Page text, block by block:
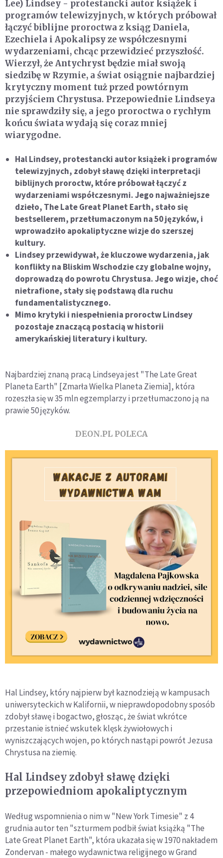
Lee) Lindsey - protestancki autor książek i
programów telewizyjnych, w których próbował
łączyć biblijne proroctwa z ksiąg Daniela,
Ezechiela i Apokalipsy ze współczesnymi
wydarzeniami, chcąc przewidzieć przyszłość.
Wierzył, że Antychryst będzie miał swoją
siedzibę w Rzymie, a świat osiągnie najbardziej
krytyczny moment tuż przed powtórnym
przyjściem Chrystusa. Przepowiednie Lindseya
nie sprawdziły się, a jego proroctwa o rychłym
końcu świata wydają się coraz mniej
wiarygodne.
Hal Lindsey, protestancki autor książek i programów
telewizyjnych, zdobył sławę dzięki interpretacji
biblijnych proroctw, które próbował łączyć z
wydarzeniami współczesnymi. Jego najważniejsze
dzieło, The Late Great Planet Earth, stało się
bestsellerem, przetłumaczonym na 50 języków, i
wprowadziło apokaliptyczne wizje do szerszej
kultury.
Lindsey przewidywał, że kluczowe wydarzenia, jak
konflikty na Bliskim Wschodzie czy globalne wojny,
doprowadzą do powrotu Chrystusa. Jego wizje, choć
nietrafione, stały się podstawą dla ruchu
fundamentalistycznego.
Mimo krytyki i niespełnienia proroctw Lindsey
pozostaje znaczącą postacią w historii
amerykańskiej literatury i kultury.
Najbardziej znaną pracą Lindseya jest "The Late Great
Planeta Earth" [Zmarła Wielka Planeta Ziemia], która
rozeszła się w 35 mln egzemplarzy i przetłumaczono ją na
prawie 50 języków.
DEON.PL POLECA
Hal Lindsey, który najpierw był kaznodzieją w kampusach
uniwersyteckich w Kalifornii, w nieprawdopodobny sposób
zdobył sławę i bogactwo, głosząc, że świat wkrótce
przestanie istnieć wskutek klęsk żywiołowych i
wyniszczających wojen, po których nastąpi powrót Jezusa
Chrystusa na ziemię.
Hal Lindsey zdobył sławę dzięki
przepowiedniom apokaliptycznym
Według wspomnienia o nim w "New York Timesie" z 4
grudnia autor ten "szturmem podbił świat książką "The
Late Great Planet Earth", która ukazała się w 1970 nakładem
Zondervan - małego wydawnictwa religijnego w Grand